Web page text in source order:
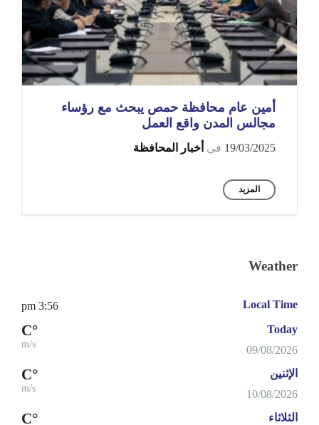
أمين عام محافظة حمص يبحث مع رؤساء
مجالس المدن واقع العمل
19/03/2025 في أخبار المحافظة
المزيد
Weather
Local Time
3:56 pm
Today
09/08/2026
°C
m/s
الإثنين
10/08/2026
°C
m/s
الثلاثاء
°C